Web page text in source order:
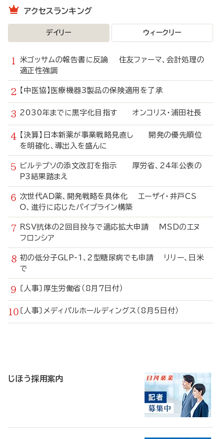
アクセスランキング
デイリー ウィークリー
米ゴッサムの報告書に反論 住友ファーマ、会計処理の
適正性強調
【中医協】医療機器3製品の保険適用を了承
2030年までに黒字化目指す オンコリス・浦田社長
【決算】日本新薬が事業戦略見直し 開発の優先順位
を明確化、導出入を盛んに
ビルテプソの添文改訂を指示 厚労省、24年公表の
P3結果踏まえ
次世代AD薬、開発戦略を具体化 エーザイ・井戸CS
O、進行に応じたパイプライン構築
RSV抗体の2回目投与で適応拡大申請 MSDのエヌ
フロンシア
初の低分子GLP-1、2型糖尿病でも申請 リリー、日米
で
〔人事〕厚生労働省（8月7日付）
〔人事〕メディパルホールディングス（8月5日付）
じほう採用案内